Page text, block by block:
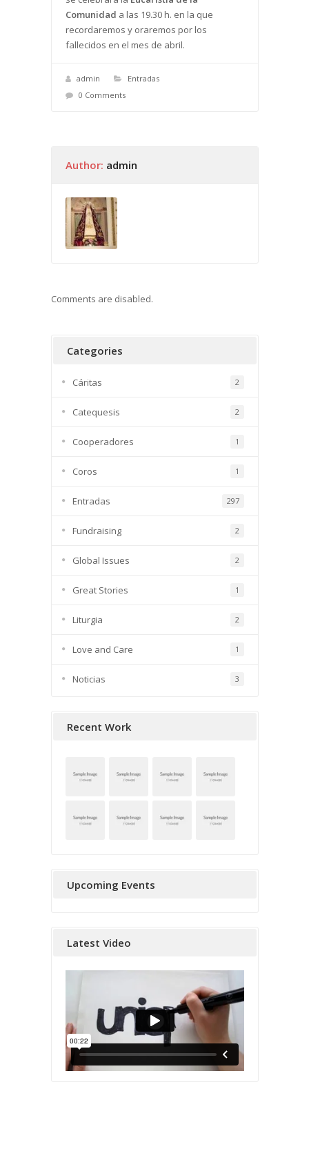
Comunidad a las 19.30 h. en la que
recordaremos y oraremos por los
fallecidos en el mes de abril.
admin
Entradas
0 Comments
Author: admin
Comments are disabled.
Categories
Cáritas 2
Catequesis 2
Cooperadores 1
Coros 1
Entradas 297
Fundraising 2
Global Issues 2
Great Stories 1
Liturgia 2
Love and Care 1
Noticias 3
Recent Work
Upcoming Events
Latest Video